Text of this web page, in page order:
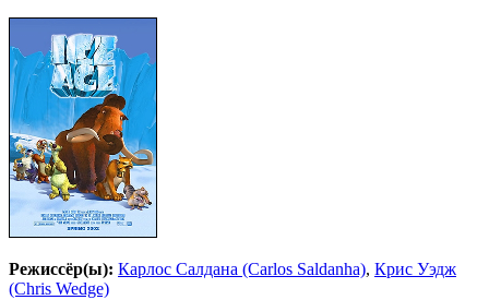
Режиссёр(ы): Карлос Салдана (Carlos Saldanha), Крис Уэдж
(Chris Wedge)